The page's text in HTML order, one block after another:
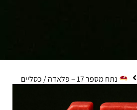
נתח מספר 17 – פלאדה / כסליים